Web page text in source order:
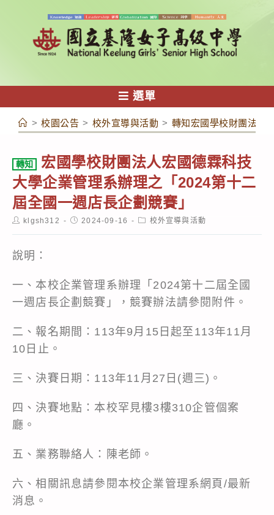
容
選單
> 校園公告 > 校外宣導與活動 > 轉知宏國學校財團法人
轉知
宏國學校財團法人宏國德霖科技
大學企業管理系辦理之「2024第十二
屆全國一週店長企劃競賽」
Postklgsh312
Post2024-09-16
Post校外宣導與活動
說明：
一、本校企業管理系辦理「2024第十二屆全國
一週店長企劃競賽」，競賽辦法請參閱附件。
二、報名期間：113年9月15日起至113年11月
10日止。
三、決賽日期：113年11月27日(週三)。
四、決賽地點：本校罕見樓3樓310企管個案
廳。
五、業務聯絡人：陳老師。
六、相關訊息請參閱本校企業管理系網頁/最新
消息。